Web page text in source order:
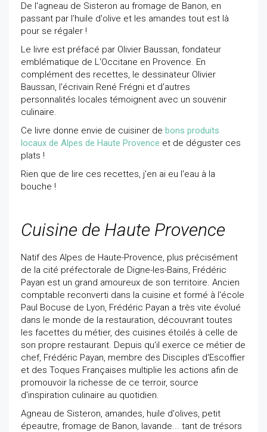
De l'agneau de Sisteron au fromage de Banon, en
passant par l'huile d'olive et les amandes tout est là
pour se régaler !
Le livre est préfacé par Olivier Baussan, fondateur
emblématique de L'Occitane en Provence. En
complément des recettes, le dessinateur Olivier
Baussan, l'écrivain René Frégni et d'autres
personnalités locales témoignent avec un souvenir
culinaire.
Ce livre donne envie de cuisiner de bons produits
locaux de Alpes de Haute Provence et de déguster ces
plats !
Rien que de lire ces recettes, j'en ai eu l'eau à la
bouche !
Cuisine de Haute Provence
Natif des Alpes de Haute-Provence, plus précisément
de la cité préfectorale de Digne-les-­Bains, Frédéric
Payan est un grand amoureux de son territoire. Ancien
comptable reconverti dans la cuisine et formé à l'école
Paul Bocuse de Lyon, Frédéric Payan a très vite évolué
dans le monde de la restauration, découvrant toutes
les facettes du métier, des cuisines étoilés à celle de
son propre restaurant. Depuis qu'il exerce ce métier de
chef, Frédéric Payan, membre des Dis­ciples d'Escoffier
et des Toques Françaises multiplie les actions afin de
promouvoir la richesse de ce terroir, source
d'inspiration culinaire au quotidien.
Agneau de Sisteron, amandes, huile d'olives, petit
épeautre, fromage de Banon, lavande... tant de trésors